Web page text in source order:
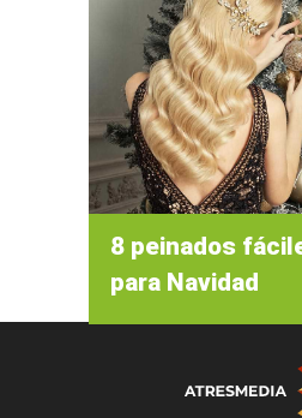
8 peinados
para Navidad